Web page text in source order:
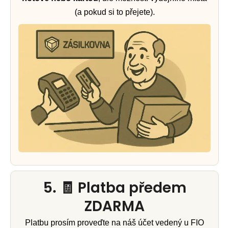
(a pokud si to přejete).
5. 🧾 Platba předem
ZDARMA
Platbu prosím proveďte na náš účet vedený u FIO